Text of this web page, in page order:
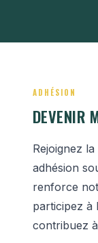
ADHÉSION
DEVENIR
Rejoignez
adhésion
renforce
participez à
contribuez